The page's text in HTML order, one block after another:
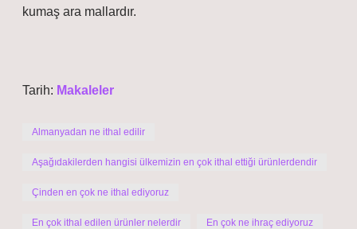
kumaş ara mallardır.
Tarih: Makaleler
Almanyadan ne ithal edilir
Aşağıdakilerden hangisi ülkemizin en çok ithal ettiği ürünlerdendir
Çinden en çok ne ithal ediyoruz
En çok ithal edilen ürünler nelerdir En çok ne ihraç ediyoruz